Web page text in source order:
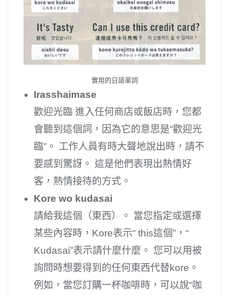
實用的日語單詞
Irasshaimase
歡迎光臨 進入任何商店或飯店時，您都
會聽到這個詞，因為它的意思是“歡迎光
臨”。 工作人員有時大聲地說出時，請不
要感到驚訝。 這是他們表現出熱情好
客，熱情接待的方式。
Kore wo kudasai
請給我這個（東西）。 當您指定或選擇
某些內容時，Kore表示“ this這個”，“
Kudasai”表示請什麼什麼。 您可以用被
詢問時想要得到的任何東西代替kore。
例如，當您訂購一杯咖啡時，可以說“咖